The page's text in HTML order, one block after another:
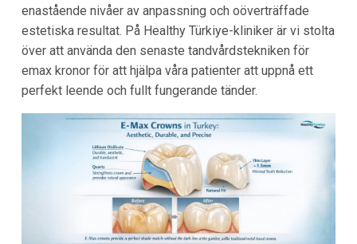
enastående nivåer av anpassning och oöverträffade
estetiska resultat. På Healthy Türkiye-kliniker är vi stolta
över att använda den senaste tandvårdstekniken för
emax kronor för att hjälpa våra patienter att uppnå ett
perfekt leende och fullt fungerande tänder.